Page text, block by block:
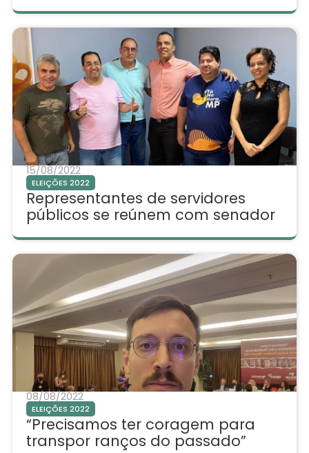
15/08/2022
ELEIÇÕES 2022
Representantes de servidores
públicos se reúnem com senador
08/08/2022
ELEIÇÕES 2022
“Precisamos ter coragem para
transpor ranços do passado”